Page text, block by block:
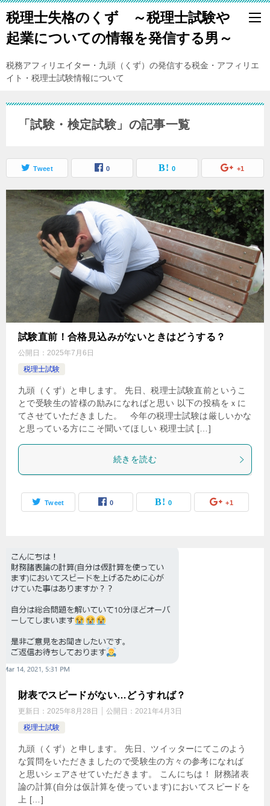
税理士失格のくず ～税理士試験や
起業についての情報を発信する男～
税務アフィリエイター・九頭（くず）の発信する税金・アフィリエ
イト・税理士試験情報について
「試験・検定試験」の記事一覧
Tweet 0 0 +1
試験直前！合格見込みがないときはどうする？
公開日： 2025年7月6日
税理士試験
九頭（くず）と申します。 先日、税理士試験直前というこ
とで受験生の皆様の励みになればと思い 以下の投稿をｘに
てさせていただきました。 今年の税理士試験は厳しいかな
と思っている方にこそ聞いてほしい 税理士試 […]
続きを読む
Tweet 0 0 +1
財表でスピードがない…どうすれば？
更新日： 2025年8月28日 公開日： 2021年4月3日
税理士試験
九頭（くず）と申します。 先日、ツイッターにてこのよう
な質問をいただきましたので受験生の方々の参考になれば
と思いシェアさせていただきます。 こんにちは！ 財務諸表
論の計算(自分は仮計算を使っています)においてスピードを
上 […]